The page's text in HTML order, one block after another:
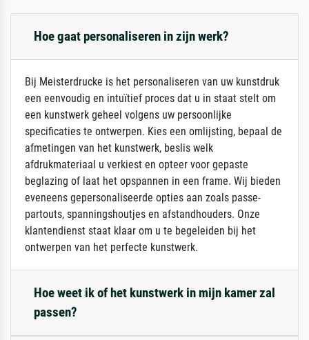
Hoe gaat personaliseren in zijn werk?
Bij Meisterdrucke is het personaliseren van uw kunstdruk
een eenvoudig en intuïtief proces dat u in staat stelt om
een kunstwerk geheel volgens uw persoonlijke
specificaties te ontwerpen. Kies een omlijsting, bepaal de
afmetingen van het kunstwerk, beslis welk
afdrukmateriaal u verkiest en opteer voor gepaste
beglazing of laat het opspannen in een frame. Wij bieden
eveneens gepersonaliseerde opties aan zoals passe-
partouts, spanningshoutjes en afstandhouders. Onze
klantendienst staat klaar om u te begeleiden bij het
ontwerpen van het perfecte kunstwerk.
Hoe weet ik of het kunstwerk in mijn kamer zal
passen?